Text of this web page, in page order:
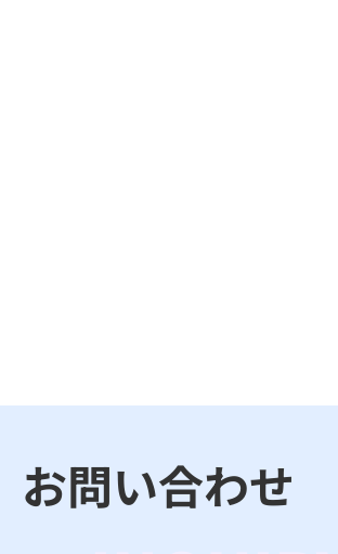
お問い合わせ